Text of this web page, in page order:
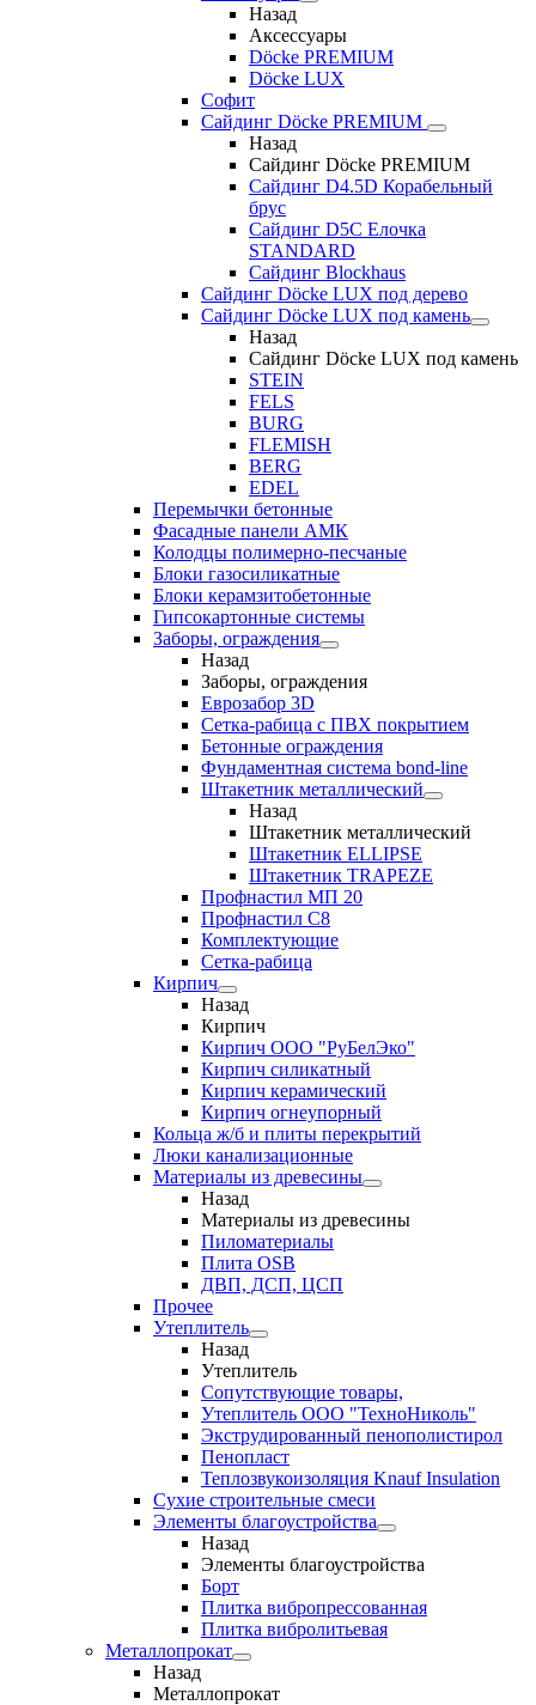
Назад
Аксессуары
Döcke PREMIUM
Döcke LUX
Софит
Сайдинг Döcke PREMIUM
Назад
Сайдинг Döcke PREMIUM
Сайдинг D4.5D Корабельный
брус
Сайдинг D5С Елочка
STANDARD
Сайдинг Blockhaus
Сайдинг Döcke LUX под дерево
Сайдинг Döcke LUX под камень
Назад
Сайдинг Döcke LUX под камень
STEIN
FELS
BURG
FLEMISH
BERG
EDEL
Перемычки бетонные
Фасадные панели АМК
Колодцы полимерно-песчаные
Блоки газосиликатные
Блоки керамзитобетонные
Гипсокартонные системы
Заборы, ограждения
Назад
Заборы, ограждения
Еврозабор 3D
Сетка-рабица с ПВХ покрытием
Бетонные ограждения
Фундаментная система bond-line
Штакетник металлический
Назад
Штакетник металлический
Штакетник ELLIPSE
Штакетник TRAPEZE
Профнастил МП 20
Профнастил С8
Комплектующие
Сетка-рабица
Кирпич
Назад
Кирпич
Кирпич ООО "РуБелЭко"
Кирпич силикатный
Кирпич керамический
Кирпич огнеупорный
Кольца ж/б и плиты перекрытий
Люки канализационные
Материалы из древесины
Назад
Материалы из древесины
Пиломатериалы
Плита OSB
ДВП, ДСП, ЦСП
Прочее
Утеплитель
Назад
Утеплитель
Сопутствующие товары,
Утеплитель ООО "ТехноНиколь"
Экструдированный пенополистирол
Пенопласт
Теплозвукоизоляция Knauf Insulation
Сухие строительные смеси
Элементы благоустройства
Назад
Элементы благоустройства
Борт
Плитка вибропрессованная
Плитка вибролитьевая
Металлопрокат
Назад
Металлопрокат